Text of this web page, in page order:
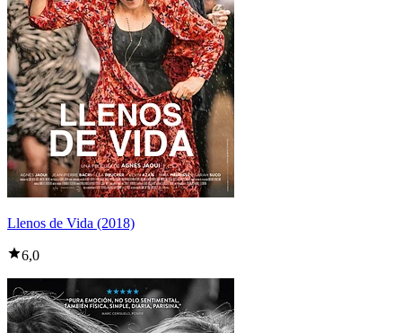
Llenos de Vida (2018)
6,0